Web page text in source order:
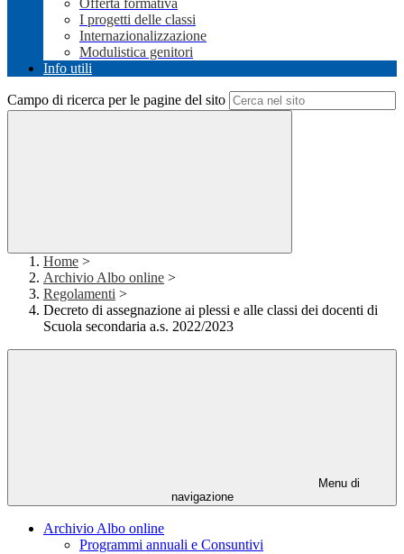
Offerta formativa
I progetti delle classi
Internazionalizzazione
Modulistica genitori
Info utili
Campo di ricerca per le pagine del sito
Home >
Archivio Albo online >
Regolamenti >
Decreto di assegnazione ai plessi e alle classi dei docenti di
Scuola secondaria a.s. 2022/2023
Menu di
navigazione
Archivio Albo online
Programmi annuali e Consuntivi